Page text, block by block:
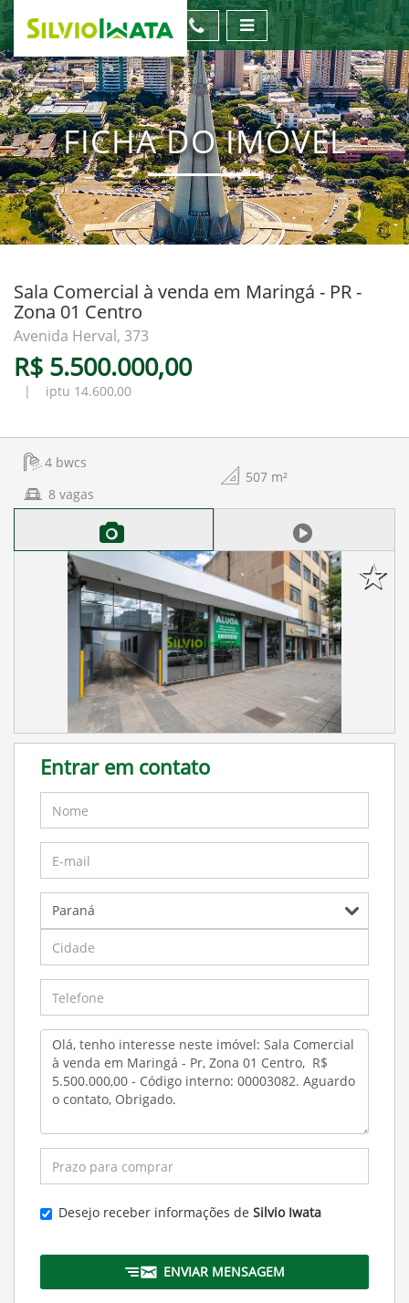
FICHA DO IMÓVEL
Sala Comercial à venda em Maringá - PR -
Zona 01 Centro
Avenida Herval, 373
R$ 5.500.000,00
| iptu 14.600,00
4 bwcs
8 vagas
507 m²
Entrar em contato
Desejo receber informações de Silvio Iwata
ENVIAR MENSAGEM